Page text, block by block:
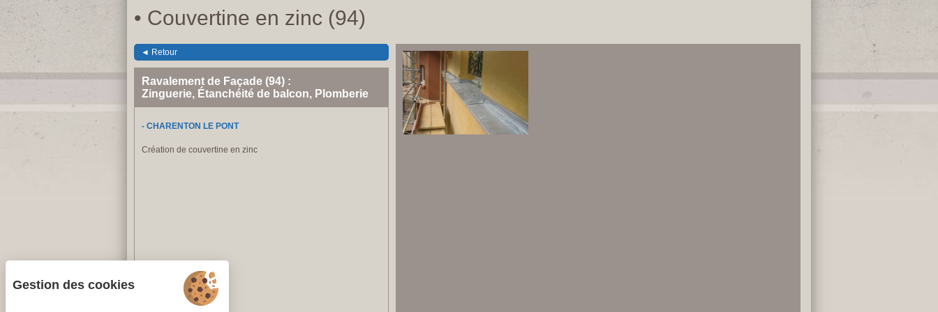
• Couvertine en zinc (94)
◄ Retour
Ravalement de Façade (94) :
Zinguerie, Étanchéité de balcon, Plomberie
- CHARENTON LE PONT
Création de couvertine en zinc
Gestion des cookies